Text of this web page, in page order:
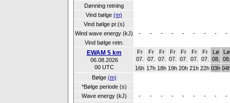
Dønning retning
Vind bølge (m)
Vind bølge pr.(s)
Wind wave energy (kJ)
- - - - - - - -
-
Vind bølge retn.
EWAM 5 km
06.08.2026
00 UTC
Fr
07.
Fr
07.
Fr
07.
Fr
07.
Fr
07.
Fr
07.
Fr
07.
Lø
08.
Lø
08.
16h 17h 18h 19h 20h 21h 22h 03h
Bølge (m)
*Bølge periode (s)
Wave energy (kJ)
- - - - - - - -
-